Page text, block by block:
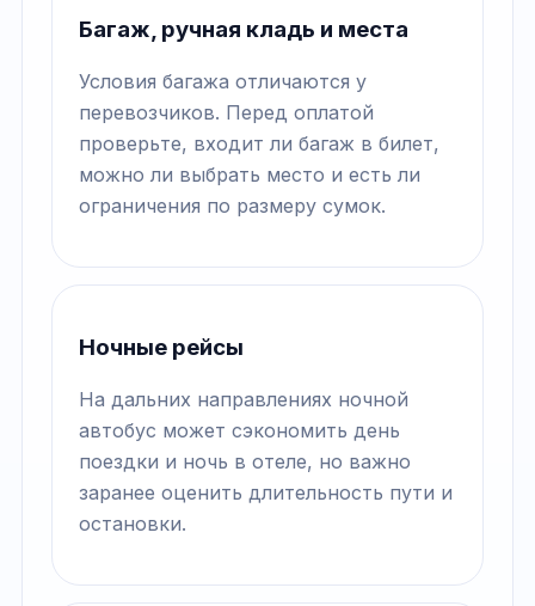
Багаж, ручная кладь и места
Условия багажа отличаются у
перевозчиков. Перед оплатой
проверьте, входит ли багаж в билет,
можно ли выбрать место и есть ли
ограничения по размеру сумок.
Ночные рейсы
На дальних направлениях ночной
автобус может сэкономить день
поездки и ночь в отеле, но важно
заранее оценить длительность пути и
остановки.